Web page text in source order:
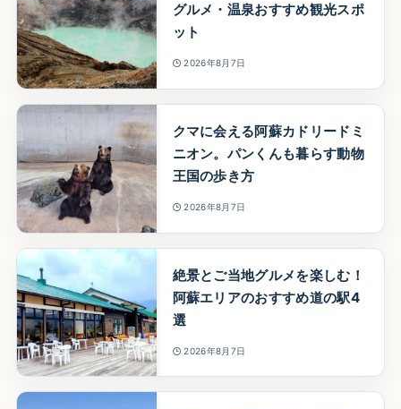
グルメ・温泉おすすめ観光スポ
ット
2026年8月7日
クマに会える阿蘇カドリードミ
ニオン。パンくんも暮らす動物
王国の歩き方
2026年8月7日
絶景とご当地グルメを楽しむ！
阿蘇エリアのおすすめ道の駅4
選
2026年8月7日